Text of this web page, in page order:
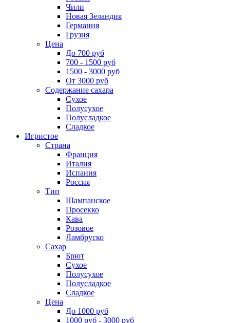
Чили
Новая Зеландия
Германия
Грузия
Цена
До 700 руб
700 - 1500 руб
1500 - 3000 руб
От 3000 руб
Содержание сахара
Сухое
Полусухое
Полусладкое
Сладкое
Игристое
Страна
Франция
Италия
Испания
Россия
Тип
Шампанское
Просекко
Кава
Розовое
Ламбруско
Сахар
Брют
Сухое
Полусухое
Полусладкое
Сладкое
Цена
До 1000 руб
1000 руб - 3000 руб